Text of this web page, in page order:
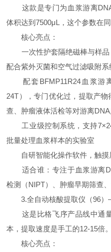
这款是专门为血浆游离
体积达到7500μL，这个参数在
核心亮点：
一次性护套隔绝磁棒与样品
配合紫外灭菌和空气过滤吸附
配套BFMP11R24血浆游
24T），专门优化过，提取产
查、肿瘤液体活检等对游离
工业级控制系统，支持
批量处理血浆样本的实验室
自研智能化操作软件，触摸
适合谁：专注于血浆游离
检测（NIPT）、肿瘤早期筛查
3.全自动核酸提取仪（96）
这是比格飞序产品线中通量
本，提取速度是手工的12-15倍。
核心亮点：